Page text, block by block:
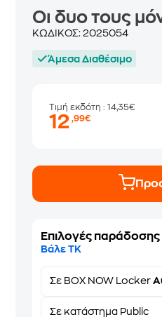
Οι δυο τους
ΚΩΔΙΚΟΣ:2025054
Άμεσα Διαθέσιμο
Τιμή εκδότη: 14,35€
12,99€
Επιλογές παράδοσης
Βάλε ΤΚ
Σε BOX NOW Locker
Σε κατάστημα Public